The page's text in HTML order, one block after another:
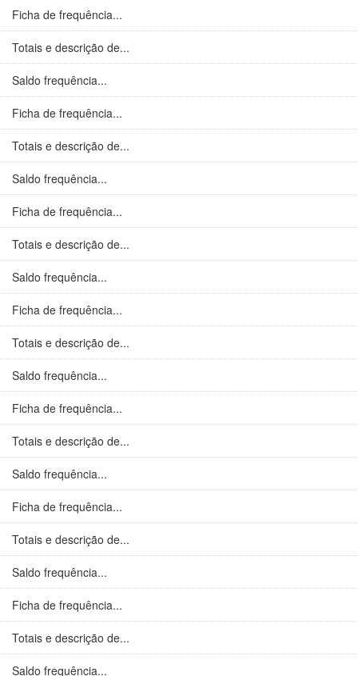
Ficha de frequência...
Totais e descrição de...
Saldo frequência...
Ficha de frequência...
Totais e descrição de...
Saldo frequência...
Ficha de frequência...
Totais e descrição de...
Saldo frequência...
Ficha de frequência...
Totais e descrição de...
Saldo frequência...
Ficha de frequência...
Totais e descrição de...
Saldo frequência...
Ficha de frequência...
Totais e descrição de...
Saldo frequência...
Ficha de frequência...
Totais e descrição de...
Saldo frequência...